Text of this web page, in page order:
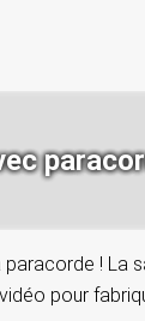
! La
pour